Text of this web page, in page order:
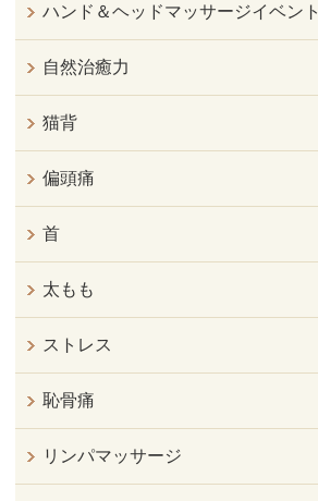
ハンド＆ヘッドマッサージイベント
自然治癒力
猫背
偏頭痛
首
太もも
ストレス
恥骨痛
リンパマッサージ